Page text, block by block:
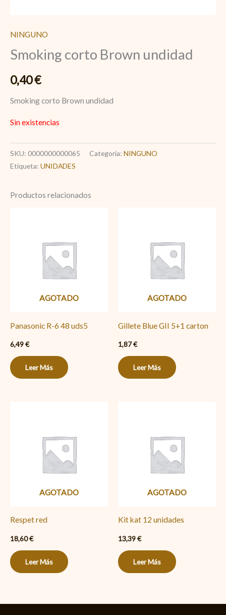
NINGUNO
Smoking corto Brown undidad
0,40€
Smoking corto Brown undidad
Sin existencias
SKU: 0000000000065 Categoría: NINGUNO
Etiqueta: UNIDADES
Productos relacionados
AGOTADO
Panasonic R-6 48 uds5
6,49€
Leer Más
AGOTADO
Gillete Blue GII 5+1 carton
1,87€
Leer Más
AGOTADO
Respet red
18,60€
Leer Más
AGOTADO
Kit kat 12 unidades
13,39€
Leer Más